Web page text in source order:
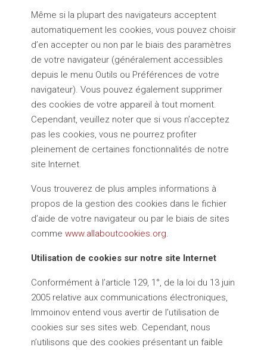
Même si la plupart des navigateurs acceptent
automatiquement les cookies, vous pouvez choisir
d’en accepter ou non par le biais des paramètres
de votre navigateur (généralement accessibles
depuis le menu Outils ou Préférences de votre
navigateur). Vous pouvez également supprimer
des cookies de votre appareil à tout moment.
Cependant, veuillez noter que si vous n’acceptez
pas les cookies, vous ne pourrez profiter
pleinement de certaines fonctionnalités de notre
site Internet.
Vous trouverez de plus amples informations à
propos de la gestion des cookies dans le fichier
d’aide de votre navigateur ou par le biais de sites
comme www.allaboutcookies.org.
Utilisation de cookies sur notre site Internet
Conformément à l’article 129, 1°, de la loi du 13 juin
2005 relative aux communications électroniques,
Immoinov entend vous avertir de l’utilisation de
cookies sur ses sites web. Cependant, nous
n’utilisons que des cookies présentant un faible